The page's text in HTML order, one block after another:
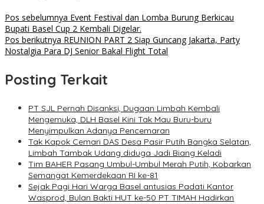
Pos sebelumnya Event Festival dan Lomba Burung Berkicau
Bupati Basel Cup 2 Kembali Digelar.
Pos berikutnya REUNION PART 2 Siap Guncang Jakarta, Party
Nostalgia Para DJ Senior Bakal Flight Total
Posting Terkait
PT SJL Pernah Disanksi, Dugaan Limbah Kembali
Mengemuka, DLH Basel Kini Tak Mau Buru-buru
Menyimpulkan Adanya Pencemaran
Tak Kapok Cemari DAS Desa Pasir Putih Bangka Selatan,
Limbah Tambak Udang diduga Jadi Biang Keladi
Tim BAHER Pasang Umbul-Umbul Merah Putih, Kobarkan
Semangat Kemerdekaan RI ke-81
Sejak Pagi Hari Warga Basel antusias Padati Kantor
Wasprod, Bulan Bakti HUT ke-50 PT TIMAH Hadirkan